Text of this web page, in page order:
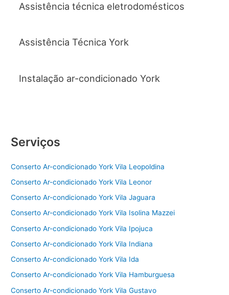
Assistência técnica eletrodomésticos
Assistência Técnica York
Instalação ar-condicionado York
Serviços
Conserto Ar-condicionado York Vila Leopoldina
Conserto Ar-condicionado York Vila Leonor
Conserto Ar-condicionado York Vila Jaguara
Conserto Ar-condicionado York Vila Isolina Mazzei
Conserto Ar-condicionado York Vila Ipojuca
Conserto Ar-condicionado York Vila Indiana
Conserto Ar-condicionado York Vila Ida
Conserto Ar-condicionado York Vila Hamburguesa
Conserto Ar-condicionado York Vila Gustavo